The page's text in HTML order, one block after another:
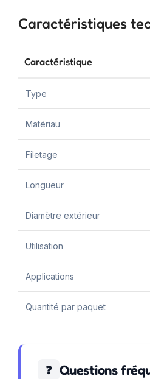
Caractéristiques
Caractéristique
Type
Matériau
Filetage
Longueur
Diamètre extérieur
Utilisation
Applications
Quantité par paquet
❓ Questions